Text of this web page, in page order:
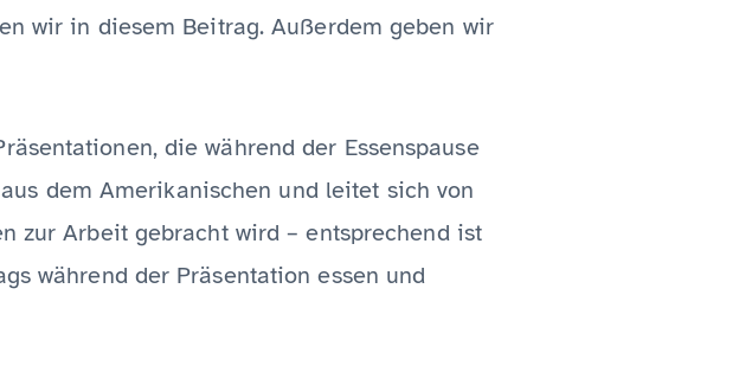
wir in diesem Beitrag. Außerdem geben wir
die während der Essenspause
dem Amerikanischen und leitet sich von
zur Arbeit gebracht wird – entsprechend ist
während der Präsentation essen und